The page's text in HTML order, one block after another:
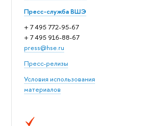
Пресс-служба ВШЭ
+ 7 495 772-95-67
+ 7 495 916-88-67
press@hse.ru
Пресс-релизы
Условия использования
материалов